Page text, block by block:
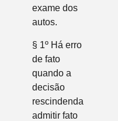
exame dos
autos.
§ 1º Há erro
de fato
quando a
decisão
rescindenda
admitir fato